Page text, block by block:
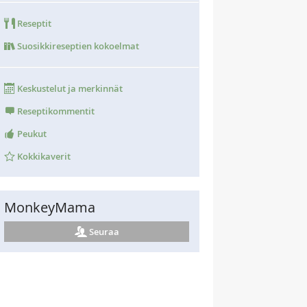
Reseptit
Suosikkireseptien kokoelmat
Keskustelut ja merkinnät
Reseptikommentit
Peukut
Kokkikaverit
MonkeyMama
Seuraa